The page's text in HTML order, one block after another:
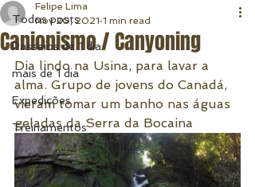
Todos posts
Passeios de 1 dia
mais de 1 dia
Expedições
Treinamentos
Canionismo / Canyoning
Felipe Lima
Nov 20, 2021 1 min read
Dia lindo na Usina, para lavar a
alma. Grupo de jovens do Canadá,
vieram tomar um banho nas águas
geladas da Serra da Bocaina